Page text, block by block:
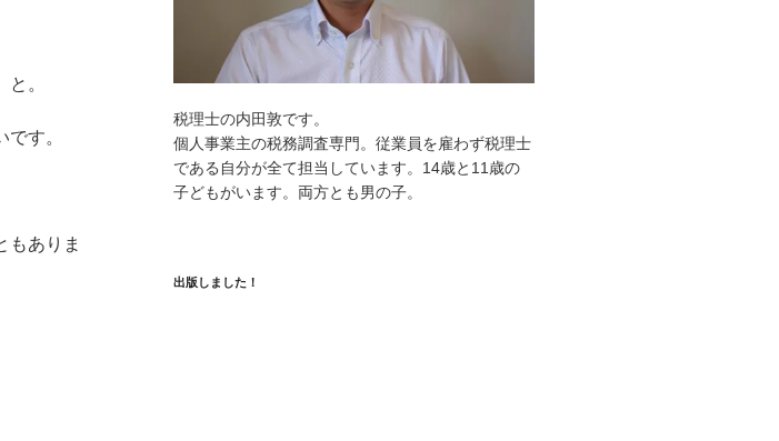
。
す。
もありま
税理士の内田敦です。
個人事業主の税務調査専門。従業員を雇わず税理士
である自分が全て担当しています。14歳と11歳の
子どもがいます。両方とも男の子。
出版しました！